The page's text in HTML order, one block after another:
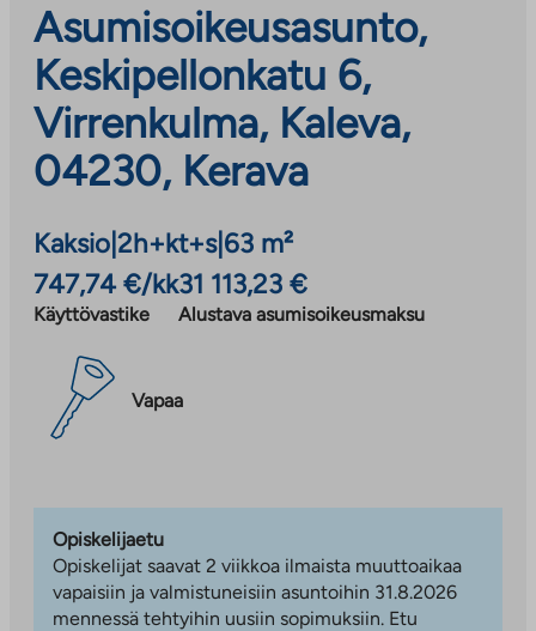
Asumisoikeusasunto,
Keskipellonkatu 6,
Virrenkulma, Kaleva,
04230, Kerava
Kaksio 2h+kt+s| 63 m²
747,74 €/kk
Käyttövastike
31 113,23 €
Alustava asumisoikeusmaksu
Vapaa
Opiskelijaetu
Opiskelijat saavat 2 viikkoa ilmaista muuttoaikaa
vapaisiin ja valmistuneisiin asuntoihin 31.8.2026
mennessä tehtyihin uusiin sopimuksiin. Etu